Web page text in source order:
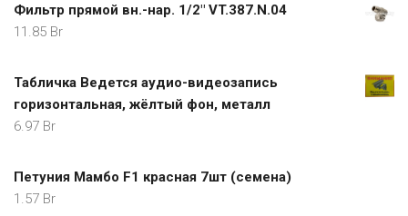
Фильтр прямой вн.-нар. 1/2" VT.387.N.04
11.85 Br
Табличка Ведется аудио-видеозапись
горизонтальная, жёлтый фон, металл
6.97 Br
Петуния Мамбо F1 красная 7шт (семена)
1.57 Br